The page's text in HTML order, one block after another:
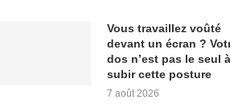
Vous travaillez voûté
devant un écran ?
dos n’est pas le seul à
subir cette posture
7 août 2026